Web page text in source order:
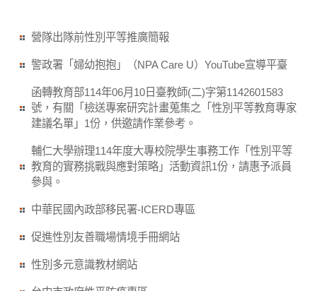
營隊出隊前性別平等推廣簡報
警政署「婦幼抱抱」（NPA Care U）YouTube宣導平臺
函轉教育部114年06月10日臺教師(二)字第1142601583
號，有關「檢送專案研究計畫蒐集之「性別平等教育專家
建議名單」1份，供邀請作業參考。
輔仁大學辦理114年度大專校院學生事務工作「性別平等
教育的實務挑戰與應對策略」活動資訊1份，請惠予派員
參與。
中華民國內政部移民署-ICERD專區
促進性別友善職場情境手冊網站
性別多元意識教材網站